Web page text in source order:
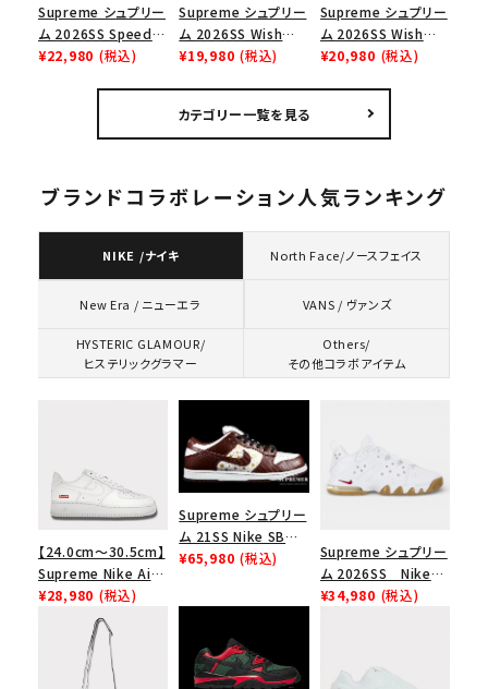
Supreme シュプリー
ム 2026SS Speed
Tee スピードTシャツ
¥22,980 (税込)
Supreme シュプリー
ム 2026SS Wish
Tee ウィッシュTシ
¥19,980 (税込)
Supreme シュプリー
ム 2026SS Wish
Tee ウィッシュTシ
¥20,980 (税込)
カテゴリー一覧を見る
ブランドコラボレーション人気ランキング
NIKE /ナイキ North Face/ノースフェイス
New Era / ニューエラ VANS / ヴァンズ
HYSTERIC GLAMOUR/
ヒステリックグラマー
Others/
その他コラボアイテム
【24.0cm～30.5cm】
Supreme Nike Air
Force 1 Low シュプ
リーム ナイキエアフォ
ース１スニーカー シ
ューズ ホワイト
¥28,980 (税込)
Supreme シュプリー
ム 21SS Nike SB
Dunk Low ナイキSB
¥65,980 (税込)
Supreme シュプリー
ム 2026SS Nike
SB Air Max 2 CB 94
¥34,980 (税込)